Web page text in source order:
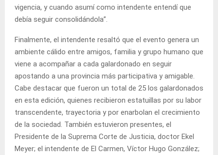
vigencia, y cuando asumí como intendente entendí que
debía seguir consolidándola”.
Finalmente, el intendente resaltó que el evento genera un
ambiente cálido entre amigos, familia y grupo humano que
viene a acompañar a cada galardonado en seguir
apostando a una provincia más participativa y amigable.
Cabe destacar que fueron un total de 25 los galardonados
en esta edición, quienes recibieron estatuillas por su labor
transcendente, trayectoria y por enarbolan el crecimiento
de la sociedad. También estuvieron presentes, el
Presidente de la Suprema Corte de Justicia, doctor Ekel
Meyer; el intendente de El Carmen, Víctor Hugo González;